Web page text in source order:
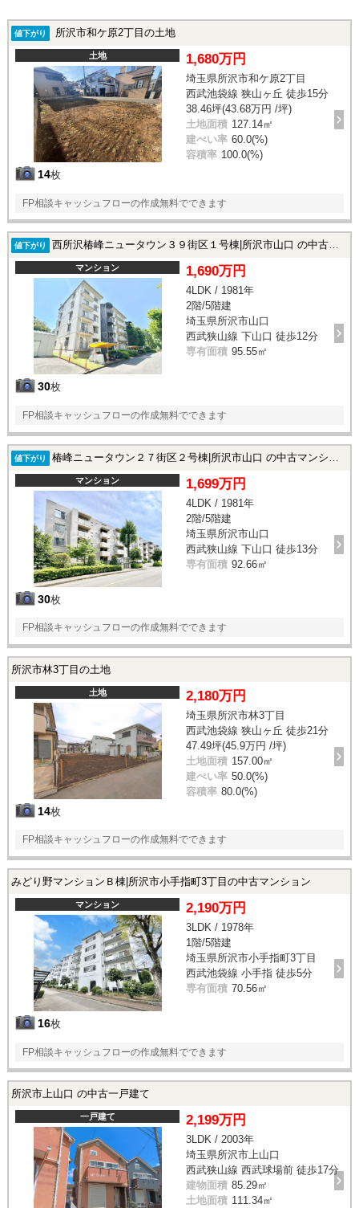
値下がり 所沢市和ケ原2丁目の土地
土地
14枚
1,680万円
埼玉県所沢市和ケ原2丁目
西武池袋線 狭山ヶ丘 徒歩15分
38.46坪(43.68万円 /坪)
土地面積 127.14㎡
建ぺい率 60.0(%)
容積率 100.0(%)
FP相談キャッシュフローの作成無料でできます
値下がり 西所沢椿峰ニュータウン３９街区１号棟|所沢市山口 の中古マンション
マンション
30枚
1,690万円
4LDK / 1981年
2階/5階建
埼玉県所沢市山口
西武狭山線 下山口 徒歩12分
専有面積 95.55㎡
FP相談キャッシュフローの作成無料でできます
値下がり 椿峰ニュータウン２７街区２号棟|所沢市山口 の中古マンション
マンション
30枚
1,699万円
4LDK / 1981年
2階/5階建
埼玉県所沢市山口
西武狭山線 下山口 徒歩13分
専有面積 92.66㎡
FP相談キャッシュフローの作成無料でできます
所沢市林3丁目の土地
土地
14枚
2,180万円
埼玉県所沢市林3丁目
西武池袋線 狭山ヶ丘 徒歩21分
47.49坪(45.9万円 /坪)
土地面積 157.00㎡
建ぺい率 50.0(%)
容積率 80.0(%)
FP相談キャッシュフローの作成無料でできます
みどり野マンションＢ棟|所沢市小手指町3丁目の中古マンション
マンション
16枚
2,190万円
3LDK / 1978年
1階/5階建
埼玉県所沢市小手指町3丁目
西武池袋線 小手指 徒歩5分
専有面積 70.56㎡
FP相談キャッシュフローの作成無料でできます
所沢市上山口 の中古一戸建て
一戸建て 2,199万円
3LDK / 2003年
埼玉県所沢市上山口
西武狭山線 西武球場前 徒歩17分
建物面積 85.29㎡
土地面積 111.34㎡